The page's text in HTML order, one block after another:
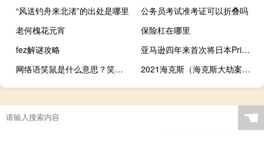
“风送钓舟来北渚”的出处是哪里
公务员考试准考证可以折叠吗
老何槐花元宵
保险杠在哪里
fez解谜攻略
亚马逊四年来首次将日本Prime会员费提高1000日元
网络语笑鼠是什么意思？笑鼠惹是什么梗什么梗
2021海克斯（海克斯大劫案逮捕谁）
广东公务员多久上班
☚